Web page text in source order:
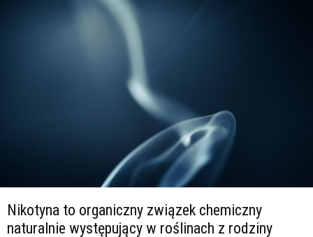
Nikotyna to organiczny związek chemiczny
naturalnie występujący w roślinach z rodziny